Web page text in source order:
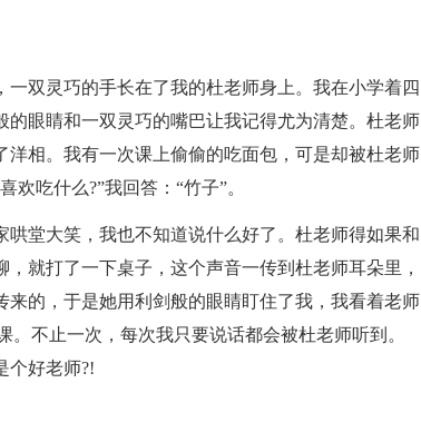
双灵巧的手长在了我的杜老师身上。我在小学着四
眼睛和一双灵巧的嘴巴让我记得尤为清楚。杜老师
洋相。我有一次课上偷偷的吃面包，可是却被杜老师
吃什么?”我回答：“竹子”。
堂大笑，我也不知道说什么好了。杜老师得如果和
就打了一下桌子，这个声音一传到杜老师耳朵里，
的，于是她用利剑般的眼睛盯住了我，我看着老师
不止一次，每次我只要说话都会被杜老师听到。
个好老师?!